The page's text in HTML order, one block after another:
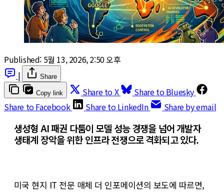
Published: 5월 13, 2026, 2:50 오후
|
Share
Copy link Share to X
Share to Bluesky
Share to Facebook
Share to LinkedIn Share by email
생성형 AI 패권 다툼이 모델 성능 경쟁을 넘어 개발자
생태계 장악을 위한 인프라 전쟁으로 격화되고 있다.
미국 현지 IT 전문 매체 더 인포메이션의 보도에 따르면,